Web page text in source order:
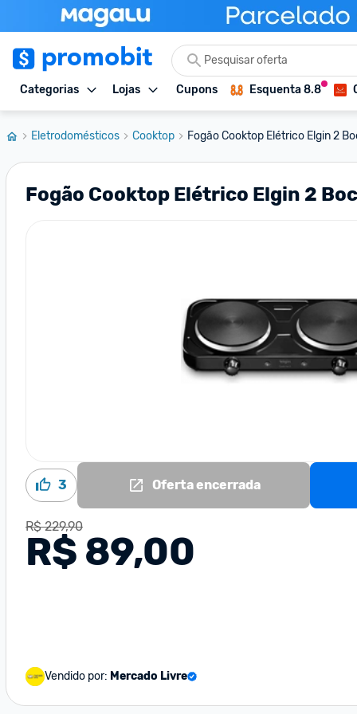
Categorias Lojas Cupons Esquenta 8.8
Eletrodomésticos Cooktop Fogão Cooktop Elétrico Elgin 2
Fogão Cooktop Elétrico Elgin 2
3 Oferta encerrada
R$ 229,90
R$ 89,00
Vendido por: Mercado Livre